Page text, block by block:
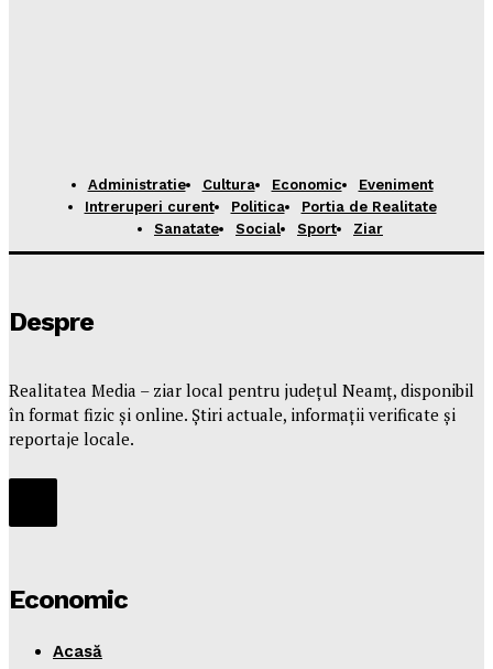
Administratie Cultura Economic
Eveniment
Intreruperi curent
Politica
Portia de Realitate
Sanatate
Social Sport Ziar
Despre
Realitatea Media – ziar local pentru județul Neamț, disponibil
în format fizic și online. Știri actuale, informații verificate și
reportaje locale.
Economic
Acasă